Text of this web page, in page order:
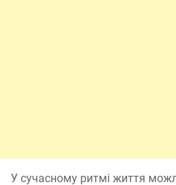
У сучасному ритмі життя